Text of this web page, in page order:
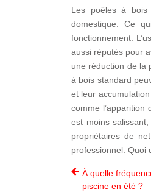
Les poêles à bois
domestique. Ce
fonctionnement.
aussi réputés pour
une réduction de la
à bois standard
et leur
comme
est moins
propriétaires de
professionnel. Quoi
À quelle
piscine en été ?